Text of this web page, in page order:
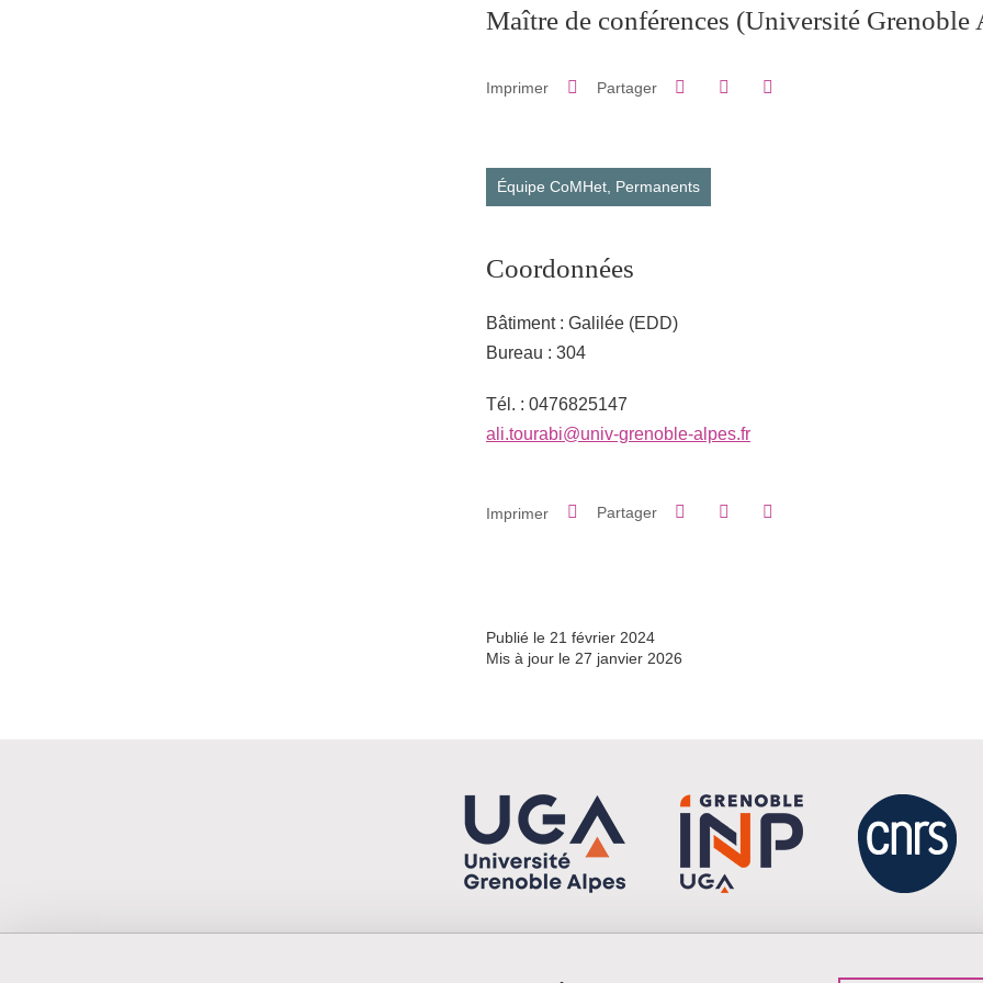
Maître de conférences (Université Grenoble
Imprimer Partager Partager sur Facebook
Partager sur LinkedIn
Équipe CoMHet, Permanents
Coordonnées
Bâtiment : Galilée (EDD)
Bureau : 304
Tél. : 0476825147
ali.tourabi@univ-grenoble-alpes.fr
Imprimer Partager Partager sur Facebook
Partager sur LinkedIn
Publié le 21 février 2024
Mis à jour le 27 janvier 2026